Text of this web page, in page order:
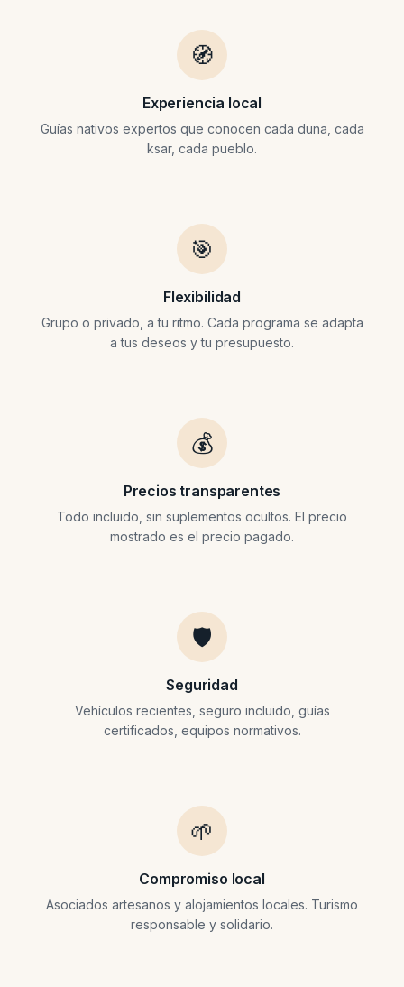
🧭
Experiencia local
Guías nativos expertos que conocen cada duna, cada
ksar, cada pueblo.
🎯
Flexibilidad
Grupo o privado, a tu ritmo. Cada programa se adapta
a tus deseos y tu presupuesto.
💰
Precios transparentes
Todo incluido, sin suplementos ocultos. El precio
mostrado es el precio pagado.
🛡️
Seguridad
Vehículos recientes, seguro incluido, guías
certificados, equipos normativos.
🌱
Compromiso local
Asociados artesanos y alojamientos locales. Turismo
responsable y solidario.